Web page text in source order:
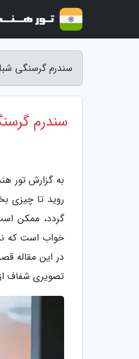
سندرم گرسنگی
سندرم
به گزارش تور
روید تا چیزی
گردد، ممکن
خواب است که
در این مقاله
تصویری شفاف از